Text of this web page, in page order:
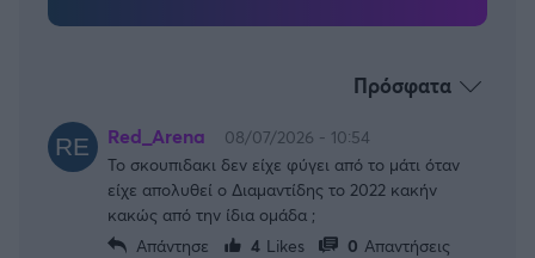
Πρόσφατα
Red_Arena
08/07/2026 - 10:54
Το σκουπιδακι δεν είχε φύγει από το μάτι όταν
είχε απολυθεί ο Διαμαντίδης το 2022 κακήν
κακώς από την ίδια ομάδα ;
Απάντησε
4 Likes 0 Απαντήσεις